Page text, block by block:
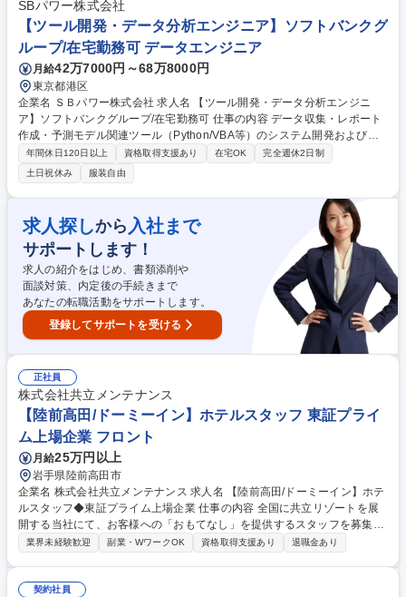
予定です。 募集職種 ★社内SE/出版事業のDX【KADOKAWAのDX推進/フ
ルフレックス･原則在宅勤務】
SBパワー株式会社
【ツール開発・データ分析エンジニア】ソフトバンクグ
ループ/在宅勤務可 データエンジニア
月給42万7000円～68万8000円
東京都港区
企業名 ＳＢパワー株式会社 求人名 【ツール開発・データ分析エンジニ
ア】ソフトバンクグループ/在宅勤務可 仕事の内容 データ収集・レポート
作成・予測モデル関連ツール（Python/VBA等）のシステム開発および保
守業務全般をご担当いただきます。大規模システムではなく、1つの機能
を1つのツールと捉えた小規模～中規模のツールが 複数存在しており、こ
れらを最適に維持・進化させていく役割です。 【詳細】■ツール開発保守
■ソフトウェア要件定義／設計／開発／試験／保守 ■データ分析 ■業務シス
テム要件定義（需給管理システムの内製化/システム化） 将来的には、既
存ツールのクラウド環境（AWS等）への移行・最適化などの検討などにも
携わって頂く予定です。 募集職種 【ツール開発・データ分析エンジニ
ア】ソフトバンクグループ/在宅勤務可
年間休日120日以上 資格取得支援あり 在宅OK
完全週休2日制
土日祝休み
服装自由
求人探しから 入社まで
サポートします！
求人の紹介をはじめ、書類添削や
面談対策、内定後の手続きまで
あなたの転職活動をサポートします。
登録してサポートを受ける
正社員
株式会社共立メンテナンス
【陸前高田/ドーミーイン】ホテルスタッフ 東証プライ
ム上場企業 フロント
月給25万円以上
岩手県陸前高田市
企業名 株式会社共立メンテナンス 求人名 【陸前高田/ドーミーイン】ホテ
ルスタッフ◆東証プライム上場企業 仕事の内容 全国に共立リゾートを展
開する当社にて、お客様への「おもてなし」を提供するスタッフを募集し
ます。【フロント】■接客対応（チェックイン、チェックアウト、観光案
【予約販売/総務経理】データ入力・管理、電話対応／ホテルシステムによ
業界未経験歓迎 副業・WワークOK 資格取得支援あり 退職金あり
契約社員